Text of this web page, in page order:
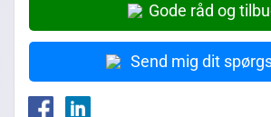
Gode råd og
Send mig dit